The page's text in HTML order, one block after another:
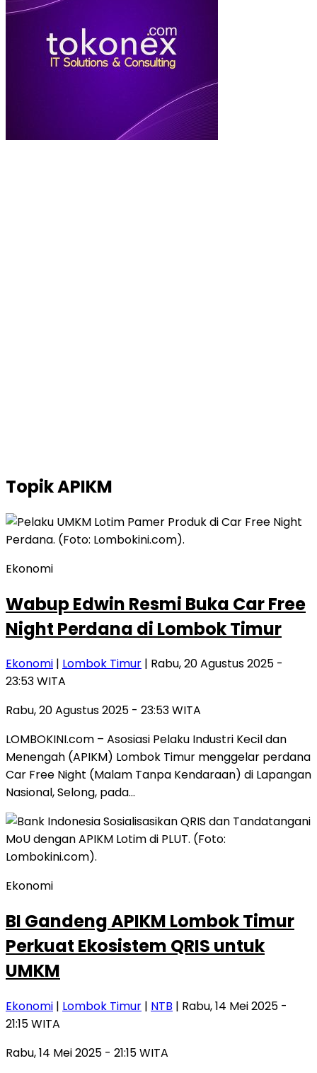
TopikAPIKM
Ekonomi
Wabup Edwin Resmi Buka Car Free
Night Perdana di Lombok Timur
Ekonomi | Lombok Timur | Rabu, 20 Agustus 2025 -
23:53 WITA
Rabu, 20 Agustus 2025 - 23:53 WITA
LOMBOKINI.com – Asosiasi Pelaku Industri Kecil dan
Menengah (APIKM) Lombok Timur menggelar perdana
Car Free Night (Malam Tanpa Kendaraan) di Lapangan
Nasional, Selong, pada…
Ekonomi
BI Gandeng APIKM Lombok Timur
Perkuat Ekosistem QRIS untuk
UMKM
Ekonomi | Lombok Timur | NTB | Rabu, 14 Mei 2025 -
21:15 WITA
Rabu, 14 Mei 2025 - 21:15 WITA